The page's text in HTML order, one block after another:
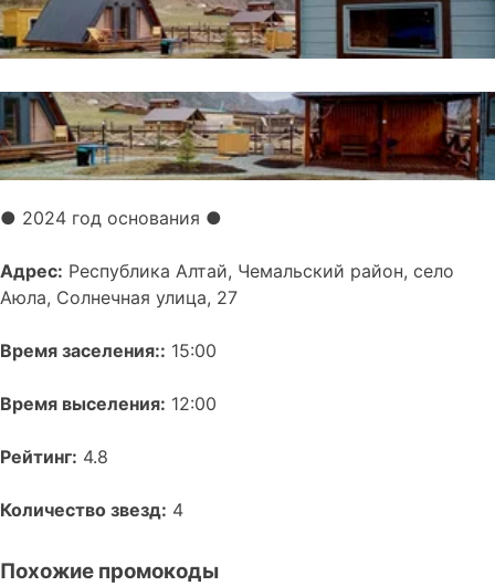
● 2024 год основания ●
Адрес: Республика Алтай, Чемальский район, село
Аюла, Солнечная улица, 27
Время заселения:: 15:00
Время выселения: 12:00
Рейтинг: 4.8
Количество звезд: 4
Похожие промокоды